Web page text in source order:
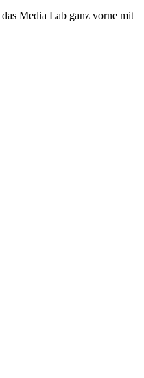
Media Lab ganz vorne mit